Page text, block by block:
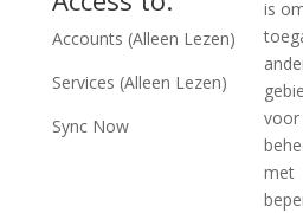
Accounts (Alleen Lezen)
Services (Alleen Lezen)
Sync Now
is
voor
met